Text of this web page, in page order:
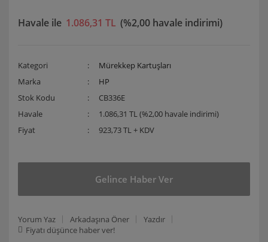
Havale ile 1.086,31 TL (%2,00 havale indirimi)
Kategori
Mürekkep Kartuşları
Marka
HP
Stok Kodu
CB336E
Havale
1.086,31 TL (%2,00 havale indirimi)
Fiyat
923,73 TL + KDV
Gelince Haber Ver
Yorum Yaz Arkadaşına Öner
Yazdır
Fiyatı düşünce haber ver!